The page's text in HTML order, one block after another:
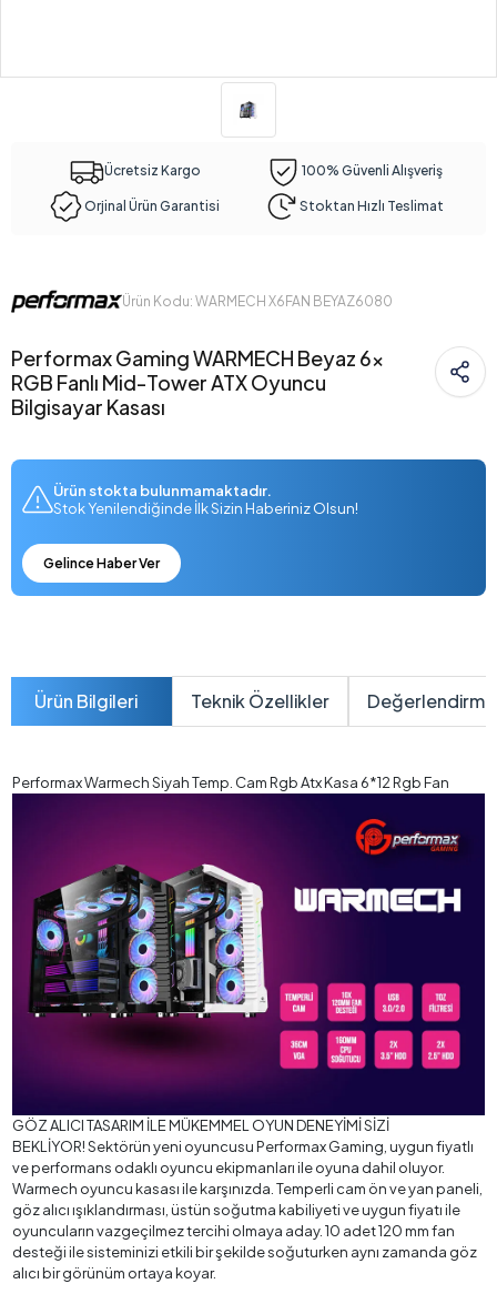
Ücretsiz Kargo 100% Güvenli Alışveriş
Orjinal Ürün Garantisi Stoktan Hızlı Teslimat
Ürün Kodu: WARMECH X6FAN BEYAZ6080
Performax Gaming WARMECH Beyaz 6x
RGB Fanlı Mid-Tower ATX Oyuncu
Bilgisayar Kasası
Ürün stokta bulunmamaktadır.
Stok Yenilendiğinde İlk Sizin Haberiniz Olsun!
Gelince Haber Ver
Ürün Bilgileri Teknik Özellikler
Performax Warmech Siyah Temp. Cam Rgb Atx Kasa 6*12 Rgb Fan
GÖZ ALICI TASARIM İLE MÜKEMMEL OYUN DENEYİMİ SİZİ
BEKLİYOR! Sektörün yeni oyuncusu Performax Gaming, uygun fiyatlı
ve performans odaklı oyuncu ekipmanları ile oyuna dahil oluyor.
Warmech oyuncu kasası ile karşınızda. Temperli cam ön ve yan paneli,
göz alıcı ışıklandırması, üstün soğutma kabiliyeti ve uygun fiyatı ile
oyuncuların vazgeçilmez tercihi olmaya aday. 10 adet 120 mm fan
desteği ile sisteminizi etkili bir şekilde soğuturken aynı zamanda göz
alıcı bir görünüm ortaya koyar.